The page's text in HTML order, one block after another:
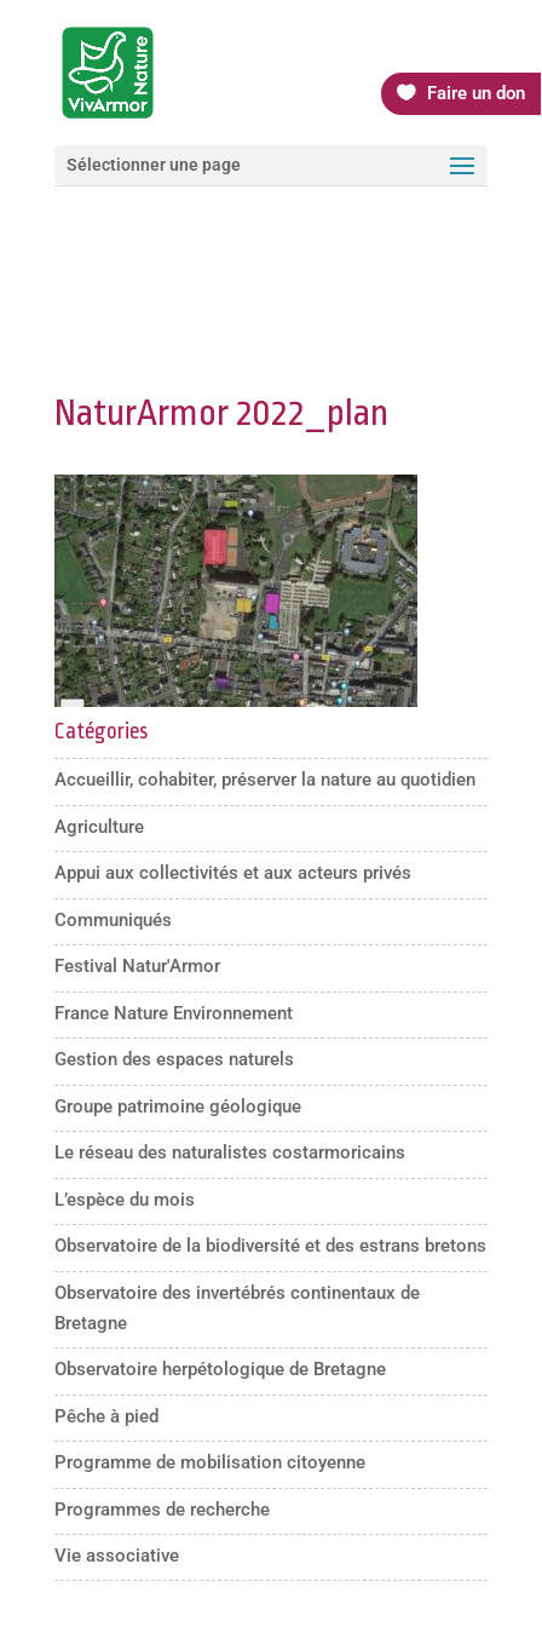
Faire un don
Sélectionner une page
NaturArmor 2022_plan
Catégories
Accueillir, cohabiter, préserver la nature au quotidien
Agriculture
Appui aux collectivités et aux acteurs privés
Communiqués
Festival Natur'Armor
France Nature Environnement
Gestion des espaces naturels
Groupe patrimoine géologique
Le réseau des naturalistes costarmoricains
L’espèce du mois
Observatoire de la biodiversité et des estrans bretons
Observatoire des invertébrés continentaux de
Bretagne
Observatoire herpétologique de Bretagne
Pêche à pied
Programme de mobilisation citoyenne
Programmes de recherche
Vie associative